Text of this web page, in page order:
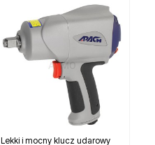
Lekki i mocny klucz udarowy